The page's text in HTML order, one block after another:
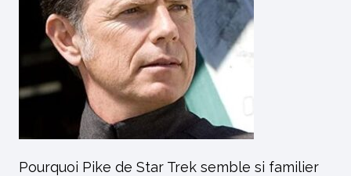
Pourquoi Pike de Star Trek semble si familier